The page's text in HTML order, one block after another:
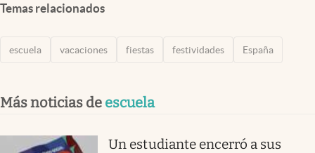
Temas relacionados
escuela vacaciones fiestas festividades España
Más noticias de escuela
Un estudiante encerró a sus